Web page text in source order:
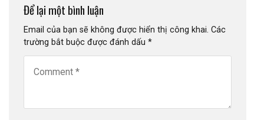
Để lại một bình luận
Email của bạn sẽ không được hiển thị công khai. Các
trường bắt buộc được đánh dấu *